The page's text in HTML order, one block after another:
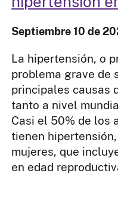
Septiembre 10 de
La hipertensión, o
problema grave de
principales causas
tanto a nivel
Casi el 50% de los
tienen
mujeres, que
en edad